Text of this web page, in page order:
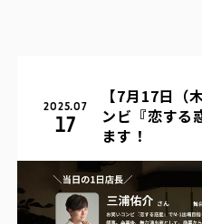
2025.07
17
【7月17日（
ンビ『恋する
ます！